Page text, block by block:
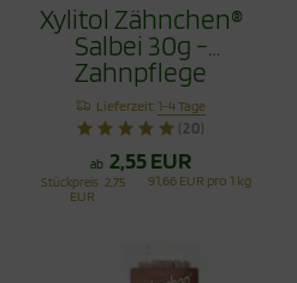
Xylitol Zähnchen®
Salbei 30g -
Zahnpflege
Bonbons
Lieferzeit:1-4 Tage
(20)
ab 2,55 EUR
Stückpreis 2,75
EUR
91,66 EUR pro 1 kg